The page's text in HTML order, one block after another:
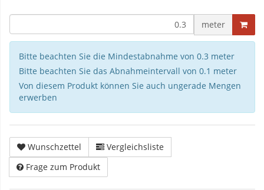
meter
Bitte beachten Sie die Mindestabnahme von 0.3 meter
Bitte beachten Sie das Abnahmeintervall von 0.1 meter
Von diesem Produkt können Sie auch ungerade Mengen
erwerben
Wunschzettel
Vergleichsliste
Frage zum Produkt